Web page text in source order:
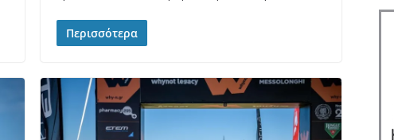
Περισσότερα